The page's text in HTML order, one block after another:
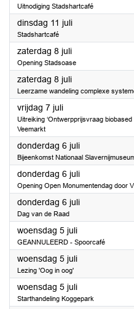
Uitnodiging Stadshartcafé
dinsdag 11 juli2023
Stadshartcafé
zaterdag 8 juli2023
Opening Stadsoase
zaterdag 8 juli2023
Leerzame wandeling complexe
vrijdag 7 juli2023
Uitreiking ‘Ontwerpprijsvraag
Veemarkt
donderdag 6 juli2023
Bijeenkomst Nationaal
donderdag 6 juli2023
Opening Open Monumentendag door
donderdag 6 juli2023
Dag van de Raad
woensdag 5 juli2023
GEANNULEERD - Spoorcafé
woensdag 5 juli2023
Lezing 'Oog in oog'
woensdag 5 juli2023
Starthandeling Koggepark